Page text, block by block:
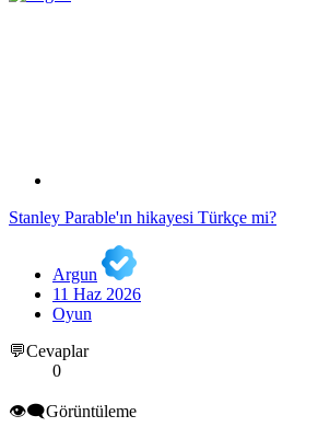
Stanley Parable'ın hikayesi Türkçe mi?
Argun
11 Haz 2026
Oyun
💬Cevaplar
0
👁️‍🗨️Görüntüleme